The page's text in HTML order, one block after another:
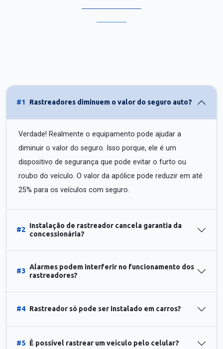
#1 Rastreadores diminuem o valor do seguro auto?
Verdade! Realmente o equipamento pode ajudar a
diminuir o valor do seguro. Isso porque, ele é um
dispositivo de segurança que pode evitar o furto ou
roubo do veículo. O valor da apólice pode reduzir em até
25% para os veículos com seguro.
#2
Instalação de rastreador cancela garantia da
concessionária?
#3
Alarmes podem interferir no funcionamento dos
rastreadores?
#4 Rastreador só pode ser instalado em carros?
#5 É possível rastrear um veículo pelo celular?